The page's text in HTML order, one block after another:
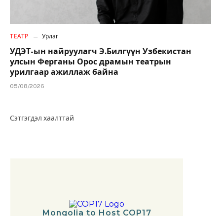
ТЕАТР Урлаг
УДЭТ-ын найруулагч Э.Билгүүн Узбекистан
улсын Ферганы Орос драмын театрын
урилгаар ажиллаж байна
05/08/2026
Сэтгэгдэл хаалттай